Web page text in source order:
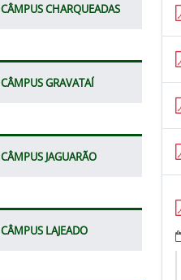
CÂMPUS CHARQUEADAS
CÂMPUS GRAVATAÍ
CÂMPUS JAGUARÃO
CÂMPUS LAJEADO